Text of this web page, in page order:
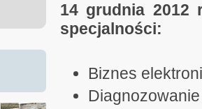
14 grudnia 2012
specjalności:
Biznes